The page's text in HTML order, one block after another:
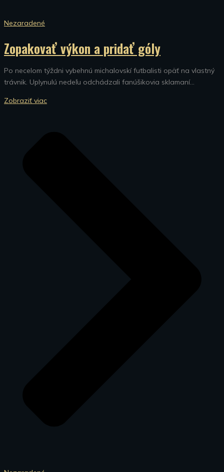
Nezaradené
Zopakovať výkon a pridať góly
Po necelom týždni vybehnú michalovskí futbalisti opäť na vlastný
trávnik. Uplynulú nedeľu odchádzali fanúšikovia sklamaní...
Zobraziť viac